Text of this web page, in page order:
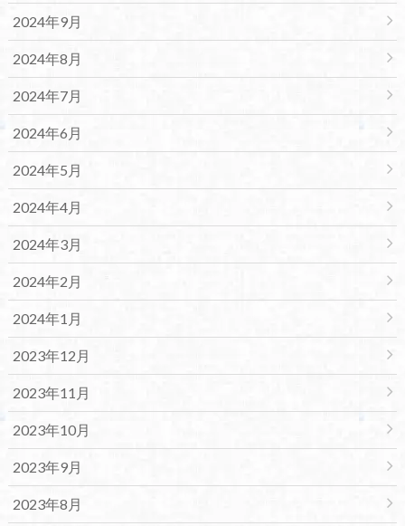
2024年9月
2024年8月
2024年7月
2024年6月
2024年5月
2024年4月
2024年3月
2024年2月
2024年1月
2023年12月
2023年11月
2023年10月
2023年9月
2023年8月